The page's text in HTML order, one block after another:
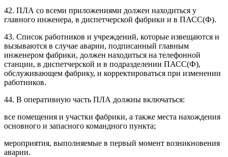
42. ПЛА со всеми приложениями должен находиться у
главного инженера, в диспетчерской фабрики и в ПАСС(Ф).
43. Список работников и учреждений, которые извещаются и
вызываются в случае аварии, подписанный главным
инженером фабрики, должен находиться на телефонной
станции, в диспетчерской и в подразделении ПАСС(Ф),
обслуживающем фабрику, и корректироваться при изменении
работников.
44. В оперативную часть ПЛА должны включаться:
все помещения и участки фабрики, а также места нахождения
основного и запасного командного пункта;
мероприятия, выполняемые в первый момент возникновения
аварии.